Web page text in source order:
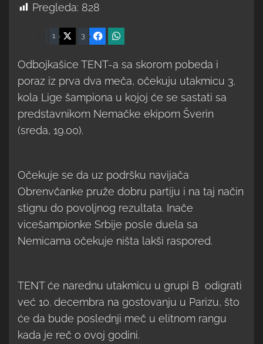
Pregleda: 828
1 3 Facebook
Odbojkašice TENT-a sa skorom pobeda i
poraz iz prva dva meča, očekuju utakmicu 3.
kola Lige šampiona u kojoj će se sastati sa
predstavnikom Nemačke ekipom Šverin
(sreda, 19.00).
Očekuje se da uz podršku navijača
Obrenvčanke pruže dobru partiju i na taj način
stignu do povoljnog rezultata. Inače
vicešampionke Srbije posle duela sa
Nemicama očekuje ništa lakši raspored.
TENT će narednu utakmicu u grupi B odigrati
već 10. decembra na gostovanju u Parizu, što
će da bude poslednji meč u elitnom rangu
kada je reč o ovoj godini.